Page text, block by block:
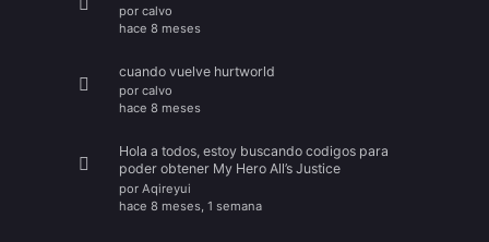
por calvo
hace 8 meses
cuando vuelve hurtworld
por calvo
hace 8 meses
Hola a todos, estoy buscando codigos para
poder obtener My Hero All’s Justice
por Aqireyui
hace 8 meses, 1 semana